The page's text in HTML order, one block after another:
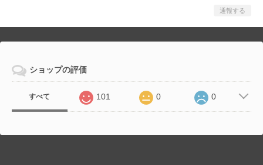
通報する
ショップの評価
すべて 101 0 0